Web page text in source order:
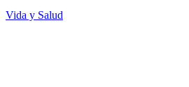
Vida y Salud